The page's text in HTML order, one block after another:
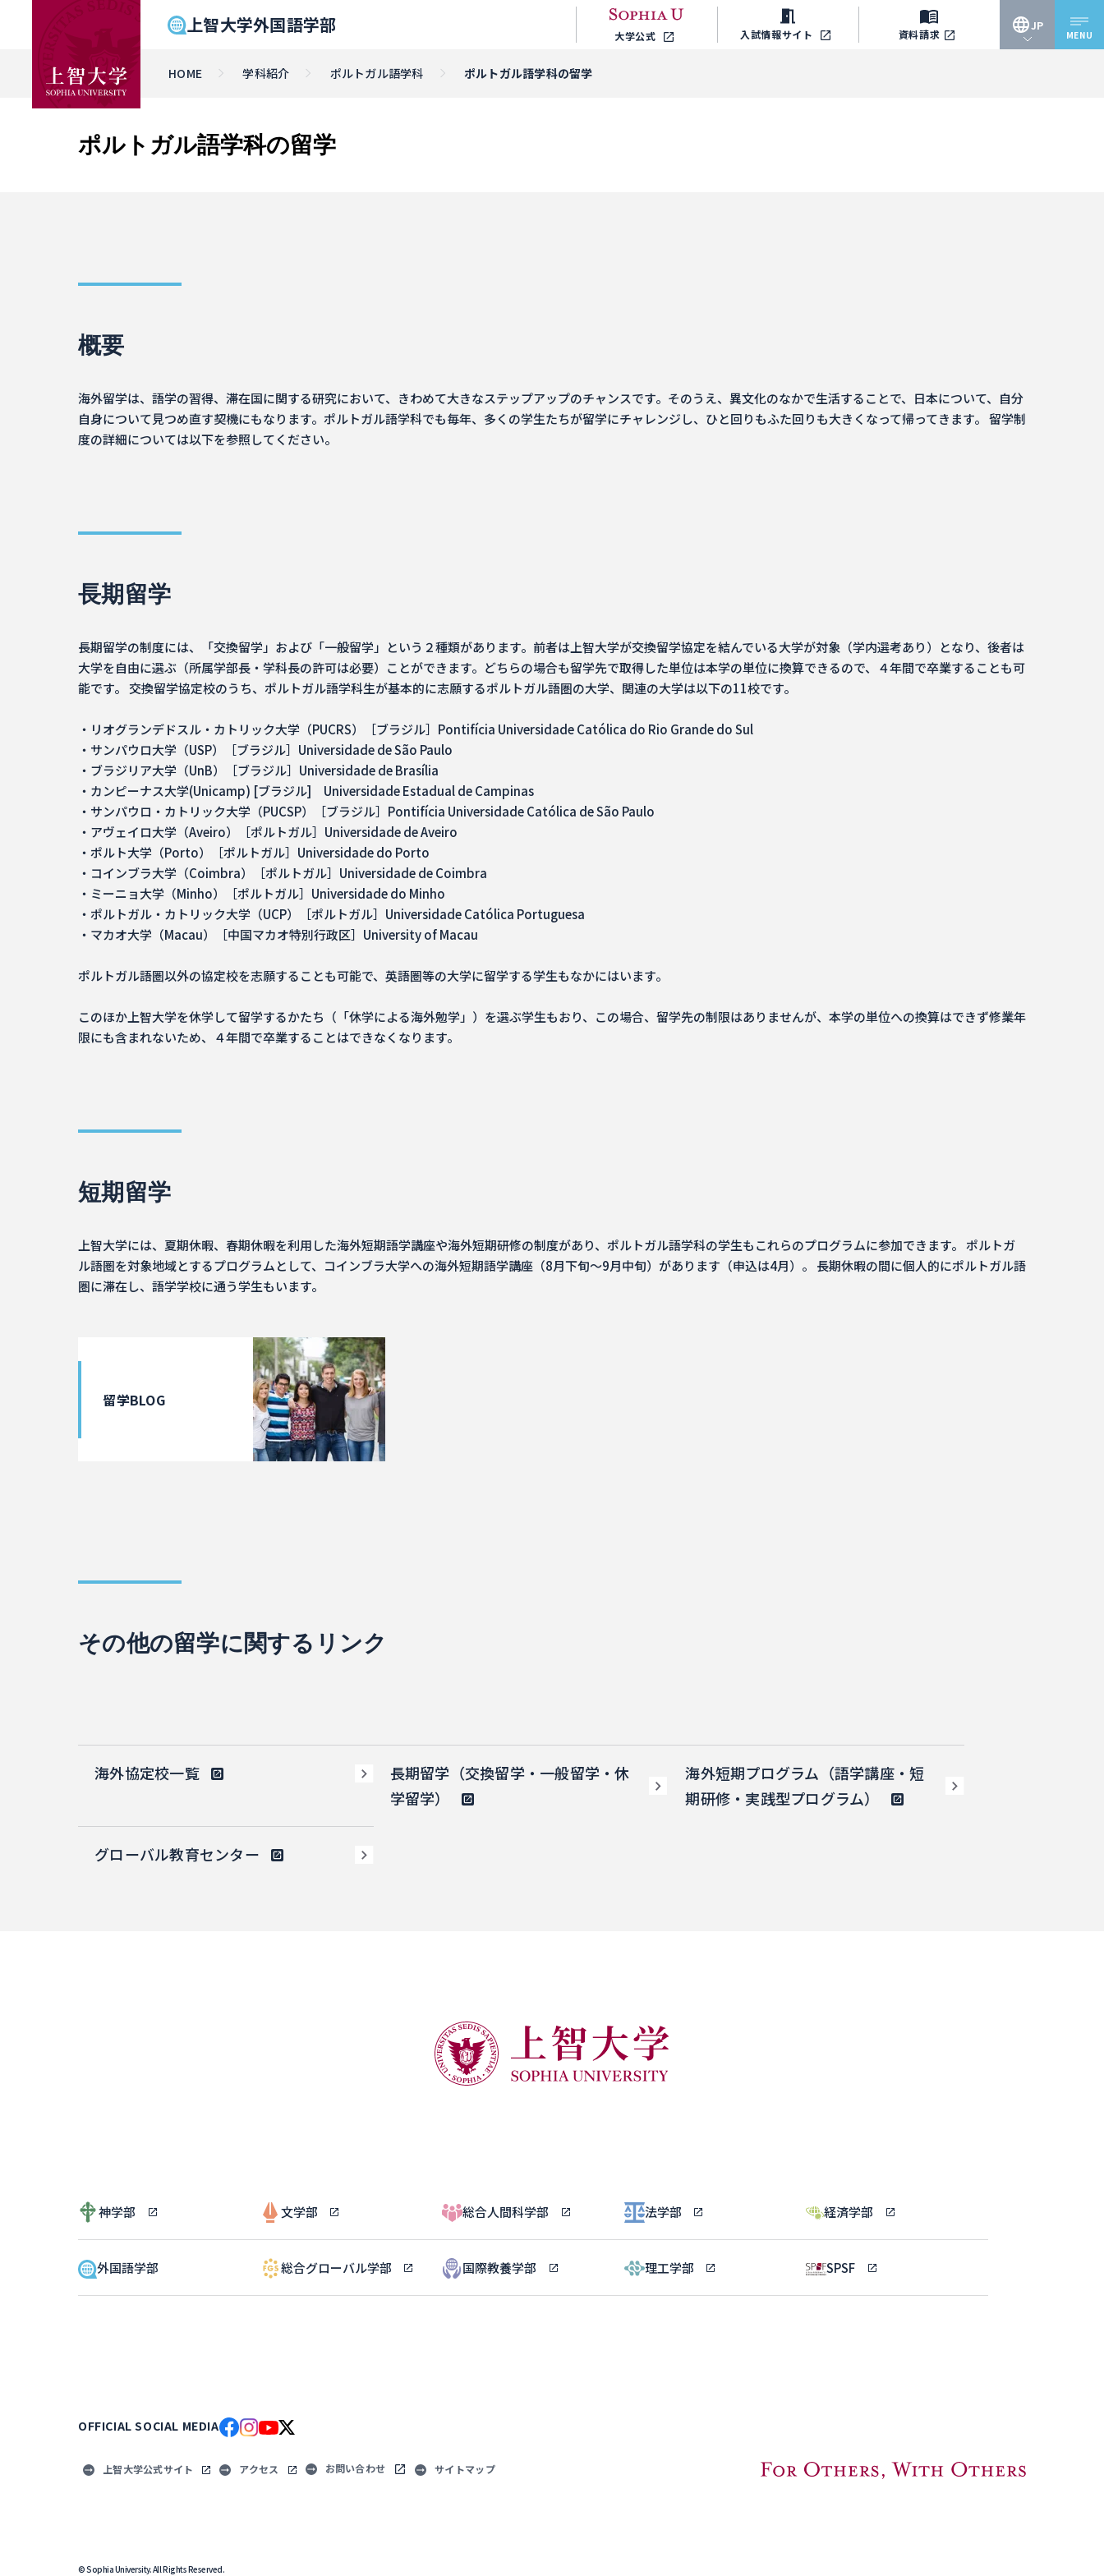
上智大学外国語学部 大学公式 入試情報サイト 資料請求
JP
MENU
HOME 学科紹介 ポルトガル語学科 ポルトガル語学科の留学
ポルトガル語学科の留学
概要
海外留学は、語学の習得、滞在国に関する研究において、きわめて大きなステップアップのチャンスです。そのうえ、異文化のなかで生活することで、日本について、自分
自身について見つめ直す契機にもなります。ポルトガル語学科でも毎年、多くの学生たちが留学にチャレンジし、ひと回りもふた回りも大きくなって帰ってきます。 留学制
度の詳細については以下を参照してください。
長期留学
長期留学の制度には、「交換留学」および「一般留学」という２種類があります。前者は上智大学が交換留学協定を結んでいる大学が対象（学内選考あり）となり、後者は
大学を自由に選ぶ（所属学部長・学科長の許可は必要）ことができます。どちらの場合も留学先で取得した単位は本学の単位に換算できるので、４年間で卒業することも可
能です。 交換留学協定校のうち、ポルトガル語学科生が基本的に志願するポルトガル語圏の大学、関連の大学は以下の11校です。
・リオグランデドスル・カトリック大学（PUCRS）［ブラジル］Pontifícia Universidade Católica do Rio Grande do Sul
・サンパウロ大学（USP）［ブラジル］Universidade de São Paulo
・ブラジリア大学（UnB）［ブラジル］Universidade de Brasília
・カンピーナス大学(Unicamp) [ブラジル] Universidade Estadual de Campinas
・サンパウロ・カトリック大学（PUCSP）［ブラジル］Pontifícia Universidade Católica de São Paulo
・アヴェイロ大学（Aveiro）［ポルトガル］Universidade de Aveiro
・ポルト大学（Porto）［ポルトガル］Universidade do Porto
・コインブラ大学（Coimbra）［ポルトガル］Universidade de Coimbra
・ミーニョ大学（Minho）［ポルトガル］Universidade do Minho
・ポルトガル・カトリック大学（UCP）［ポルトガル］Universidade Católica Portuguesa
・マカオ大学（Macau）［中国マカオ特別行政区］University of Macau
ポルトガル語圏以外の協定校を志願することも可能で、英語圏等の大学に留学する学生もなかにはいます。
このほか上智大学を休学して留学するかたち（「休学による海外勉学」）を選ぶ学生もおり、この場合、留学先の制限はありませんが、本学の単位への換算はできず修業年
限にも含まれないため、４年間で卒業することはできなくなります。
短期留学
上智大学には、夏期休暇、春期休暇を利用した海外短期語学講座や海外短期研修の制度があり、ポルトガル語学科の学生もこれらのプログラムに参加できます。 ポルトガ
ル語圏を対象地域とするプログラムとして、コインブラ大学への海外短期語学講座（8月下旬～9月中旬）があります（申込は4月）。 長期休暇の間に個人的にポルトガル語
圏に滞在し、語学学校に通う学生もいます。
留学BLOG
その他の留学に関するリンク
海外協定校一覧
長期留学（交換留学・一般留学・休
学留学）
海外短期プログラム（語学講座・短
期研修・実践型プログラム）
グローバル教育センター
神学部 文学部 総合人間科学部 法学部 経済学部
外国語学部 総合グローバル学部 国際教養学部 理工学部 SPSF
OFFICIAL SOCIAL MEDIA
上智大学公式サイト アクセス お問い合わせ サイトマップ
© Sophia University. All Rights Reserved.